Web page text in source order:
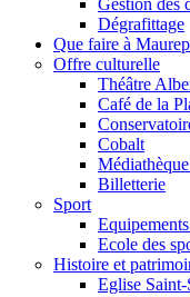
Gestion des
Dégrafittage
Que faire à
Offre culturelle
Théâtre
Café de la
Cobalt
Billetterie
Sport
Ecole des
Histoire et
Eglise